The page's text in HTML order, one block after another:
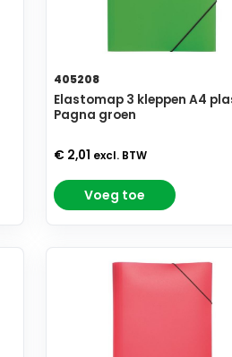
405208
Elastomap 3 kleppen A4
Pagna groen
€ 2,01 excl. BTW
Voeg toe